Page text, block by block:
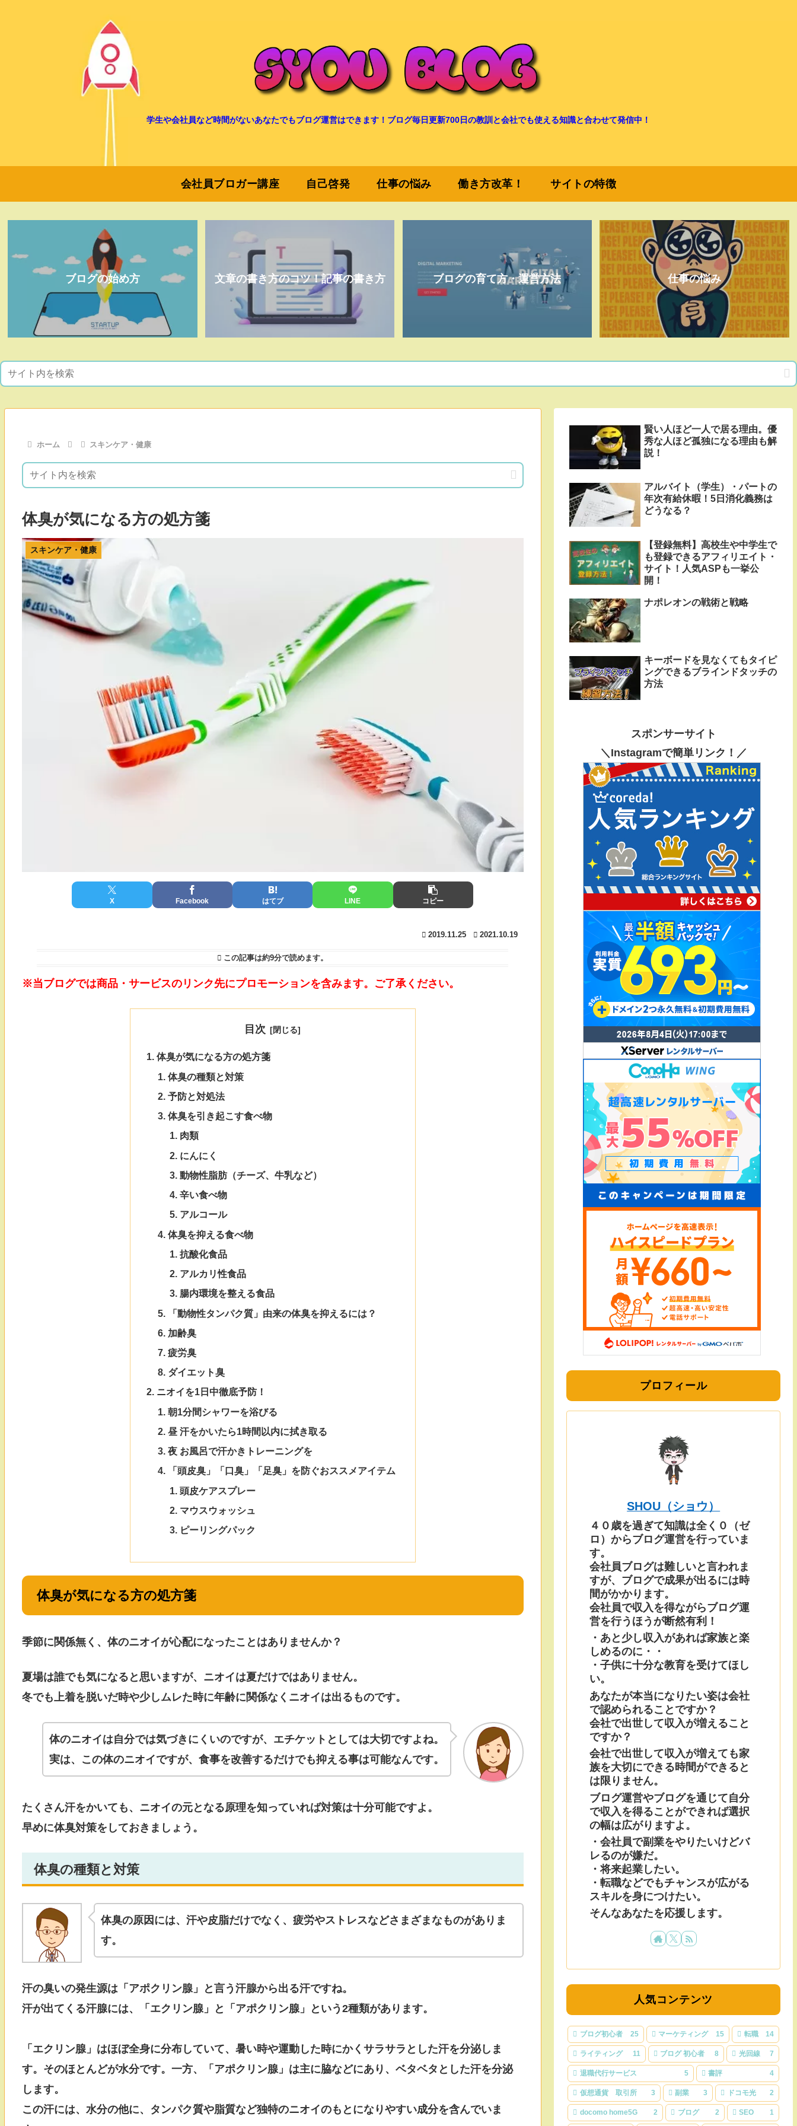
学生や会社員など時間がないあなたでもブログ運営はできます！ブログ毎日更新700日の教訓と会社でも使える知識と合わせて発信中！
会社員ブロガー講座 自己啓発 仕事の悩み 働き方改革！ サイトの特徴
ブログの始め方 文章の書き方のコツ！記事の書き方 ブログの育て方・運営方法 仕事の悩み
ホーム スキンケア・健康
体臭が気になる方の処方箋
スキンケア・健康
X Facebook はてブ LINE コピー
2019.11.25 2021.10.19
この記事は約9分で読めます。
※当ブログでは商品・サービスのリンク先にプロモーションを含みます。ご了承ください。
目次
体臭が気になる方の処方箋
体臭の種類と対策
予防と対処法
体臭を引き起こす食べ物
肉類
にんにく
動物性脂肪（チーズ、牛乳など）
辛い食べ物
アルコール
体臭を抑える食べ物
抗酸化食品
アルカリ性食品
腸内環境を整える食品
「動物性タンパク質」由来の体臭を抑えるには？
加齢臭
疲労臭
ダイエット臭
ニオイを1日中徹底予防！
朝1分間シャワーを浴びる
昼 汗をかいたら1時間以内に拭き取る
夜 お風呂で汗かきトレーニングを
「頭皮臭」「口臭」「足臭」を防ぐおススメアイテム
頭皮ケアスプレー
マウスウォッシュ
ピーリングパック
体臭が気になる方の処方箋
季節に関係無く、体のニオイが心配になったことはありませんか？
夏場は誰でも気になると思いますが、ニオイは夏だけではありません。
冬でも上着を脱いだ時や少しムレた時に年齢に関係なくニオイは出るものです。
体のニオイは自分では気づきにくいのですが、エチケットとしては大切ですよね。
実は、この体のニオイですが、食事を改善するだけでも抑える事は可能なんです。
たくさん汗をかいても、ニオイの元となる原理を知っていれば対策は十分可能ですよ。
早めに体臭対策をしておきましょう。
体臭の種類と対策
体臭の原因には、汗や皮脂だけでなく、疲労やストレスなどさまざまなものがありま
す。
汗の臭いの発生源は「アポクリン腺」と言う汗腺から出る汗ですね。
汗が出てくる汗腺には、「エクリン腺」と「アポクリン腺」という2種類があります。
「エクリン腺」はほぼ全身に分布していて、暑い時や運動した時にかくサラサラとした汗を分泌しま
す。そのほとんどが水分です。一方、「アポクリン腺」は主に脇などにあり、ベタベタとした汗を分泌
します。
この汗には、水分の他に、タンパク質や脂質など独特のニオイのもとになりやすい成分を含んでいま
賢い人ほど一人で居る理由。優
秀な人ほど孤独になる理由も解
説！
アルバイト（学生）・パートの
年次有給休暇！5日消化義務は
どうなる？
【登録無料】高校生や中学生で
も登録できるアフィリエイト・
サイト！人気ASPも一挙公
開！
ナポレオンの戦術と戦略
キーボードを見なくてもタイピ
ングできるブラインドタッチの
方法
スポンサーサイト
＼Instagramで簡単リンク！／
プロフィール
SHOU（ショウ）
４０歳を過ぎて知識は全く０（ゼ
ロ）からブログ運営を行っていま
す。
会社員ブログは難しいと言われま
すが、ブログで成果が出るには時
間がかかります。
会社員で収入を得ながらブログ運
営を行うほうが断然有利！
・あと少し収入があれば家族と楽
しめるのに・・
・子供に十分な教育を受けてほし
い。
あなたが本当になりたい姿は会社
で認められることですか？
会社で出世して収入が増えること
ですか？
会社で出世して収入が増えても家
族を大切にできる時間ができると
は限りません。
ブログ運営やブログを通じて自分
で収入を得ることができれば選択
の幅は広がりますよ。
・会社員で副業をやりたいけどバ
レるのが嫌だ。
・将来起業したい。
・転職などでもチャンスが広がる
スキルを身につけたい。
そんなあなたを応援します。
人気コンテンツ
ブログ初心者 25 マーケティング 15 転職 14
ライティング 11 ブログ 初心者 8 光回線 7
退職代行サービス 5 書評 4
仮想通貨 取引所 3 副業 3 ドコモ光 2
docomo home5G 2 ブログ 2 SEO 1